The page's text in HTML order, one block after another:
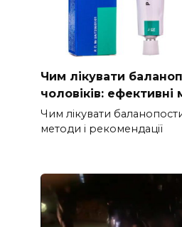
Чим лікувати
чоловіків: ефективні
Чим лікувати
методи і рекомендації